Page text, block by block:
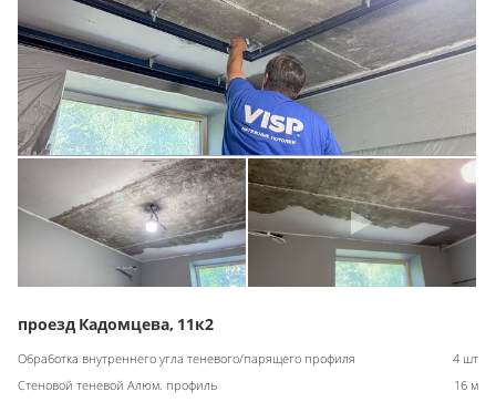
проезд Кадомцева, 11к2
Обработка внутреннего угла теневого/парящего профиля
4 шт
Стеновой теневой Алюм. профиль
16 м